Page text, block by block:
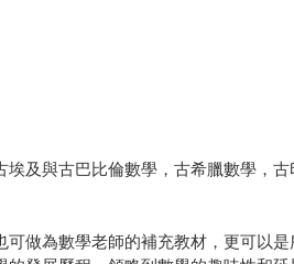
及與古巴比倫數學，古希臘數學，
做為數學老師的補充教材，更可以